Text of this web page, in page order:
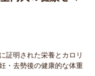
証明された栄養とカロリ
・去勢後の健康的な体重